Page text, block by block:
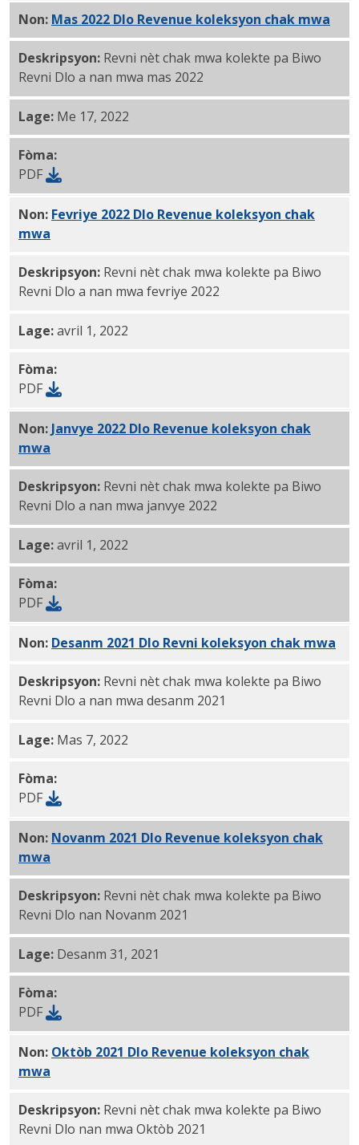
Non: Mas 2022 Dlo Revenue koleksyon chak mwa
Deskripsyon: Revni nèt chak mwa kolekte pa Biwo
Revni Dlo a nan mwa mas 2022
Lage: Me 17, 2022
Fòma:
PDF
Non: Fevriye 2022 Dlo Revenue koleksyon chak
mwa
Deskripsyon: Revni nèt chak mwa kolekte pa Biwo
Revni Dlo a nan mwa fevriye 2022
Lage:avril 1, 2022
Fòma:
PDF
Non: Janvye 2022 Dlo Revenue koleksyon chak
mwa
Deskripsyon: Revni nèt chak mwa kolekte pa Biwo
Revni Dlo a nan mwa janvye 2022
Lage:avril 1, 2022
Fòma:
PDF
Non: Desanm 2021 Dlo Revni koleksyon chak mwa
Deskripsyon: Revni nèt chak mwa kolekte pa Biwo
Revni Dlo a nan mwa desanm 2021
Lage: Mas 7, 2022
Fòma:
PDF
Non: Novanm 2021 Dlo Revenue koleksyon chak
mwa
Deskripsyon: Revni nèt chak mwa kolekte pa Biwo
Revni Dlo nan Novanm 2021
Lage: Desanm 31, 2021
Fòma:
PDF
Non: Oktòb 2021 Dlo Revenue koleksyon chak
mwa
Deskripsyon: Revni nèt chak mwa kolekte pa Biwo
Revni Dlo nan mwa Oktòb 2021